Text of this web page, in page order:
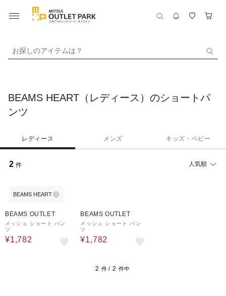
お探しのアイテムは？
BEAMS HEART（レディース）のショートパ
ンツ
レディース メンズ キッズ・ベビー
2 件 人気順
BEAMS HEART
BEAMS OUTLET
メッシュ ショート パン
ツ
¥1,782
BEAMS OUTLET
メッシュ ショート パン
ツ
¥1,782
2 件 / 2 件中